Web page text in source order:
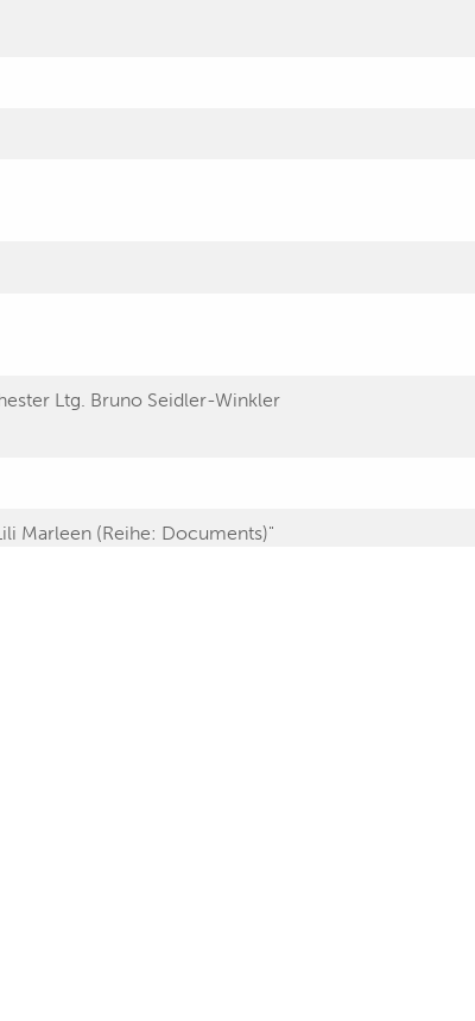
Ltg. Bruno Seidler-Winkler
Marleen (Reihe: Documents)"